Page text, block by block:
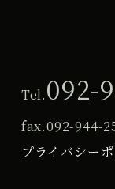
Tel.092-
fax.092-944-
プライバシー